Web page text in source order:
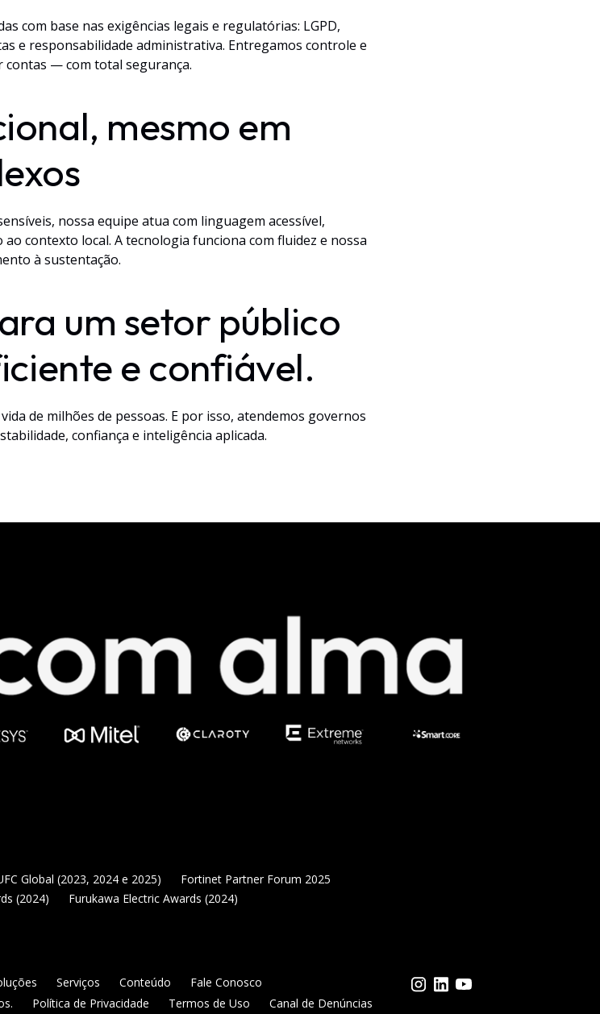
com base nas exigências legais e regulatórias: LGPD,
e responsabilidade administrativa. Entregamos controle e
contas — com total segurança.
mesmo em
nossa equipe atua com linguagem acessível,
contexto local. A tecnologia funciona com fluidez e nossa
à sustentação.
um setor público
e confiável.
de milhões de pessoas. E por isso, atendemos governos
confiança e inteligência aplicada.
Global (2023, 2024 e 2025)
Fortinet Partner Forum 2025
(2024)
Furukawa Electric Awards (2024)
Serviços Conteúdo
Fale Conosco
Política de Privacidade Termos de Uso Canal de Denúncias